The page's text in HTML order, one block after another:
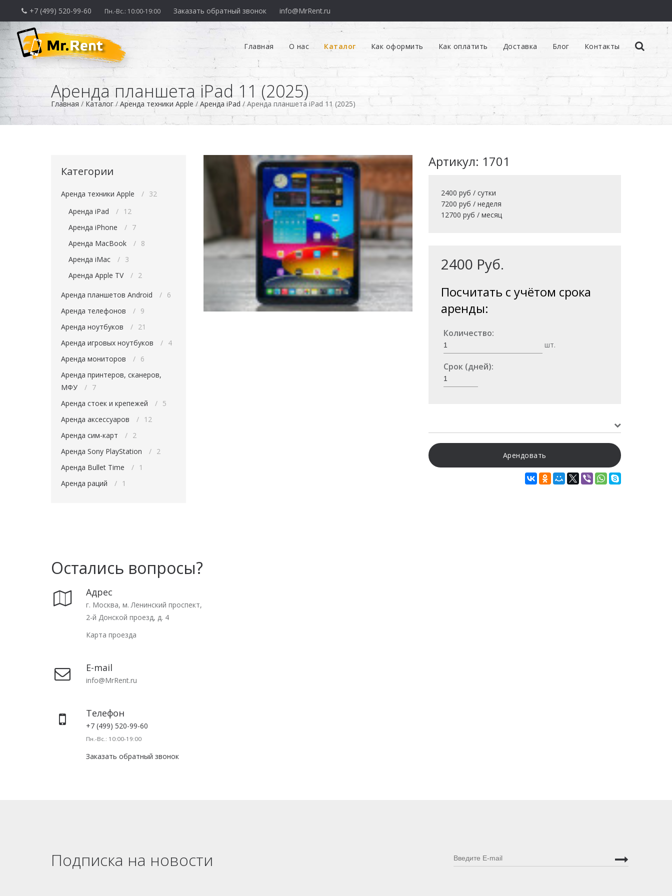
+7 (499) 520-99-60 Пн.-Вс.: 10:00-19:00 Заказать обратный звонок info@MrRent.ru
Главная О нас Каталог Как оформить Как оплатить Доставка Блог Контакты
Аренда планшета iPad 11 (2025)
Главная / Каталог/Аренда техники Apple / Аренда iPad / Аренда планшета iPad 11 (2025)
Артикул: 1701
2400 руб / сутки
7200 руб / неделя
12700 руб / месяц
2400 Руб.
Посчитать с учётом срока
аренды:
Количество:
шт.
Срок (дней):
Арендовать
Категории
Аренда техники Apple
32
Аренда iPad
12
Аренда iPhone
7
Аренда MacBook
8
Аренда iMac
3
Аренда Apple TV
2
Аренда планшетов Android
6
Аренда телефонов
9
Аренда ноутбуков
21
Аренда игровых ноутбуков
4
Аренда мониторов
6
Аренда принтеров, сканеров,
МФУ
7
Аренда стоек и крепежей
5
Аренда аксессуаров
12
Аренда сим-карт
2
Аренда Sony PlayStation
2
Аренда Bullet Time
1
Аренда раций
1
Остались вопросы?
Адрес
г. Москва, м. Ленинский проспект,
2-й Донской проезд, д. 4
Карта проезда
E-mail
info@MrRent.ru
Телефон
+7 (499) 520-99-60
Пн.-Вс.: 10:00-19:00
Заказать обратный звонок
Подписка на новости